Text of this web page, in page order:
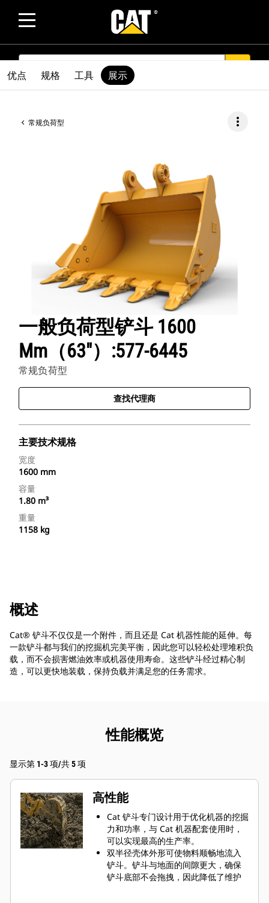
SEARCH
常规负荷型 more_vert
一般负荷型铲斗 1600
Mm（63"）:577-6445
常规负荷型
查找代理商
主要技术规格
宽度
1600 mm
容量
1.80 m³
重量
1158 kg
优点 规格 工具 展示
概述
Cat® 铲斗不仅仅是一个附件，而且还是 Cat 机器性能的延伸。每
一款铲斗都与我们的挖掘机完美平衡，因此您可以轻松处理堆积负
载，而不会损害燃油效率或机器使用寿命。这些铲斗经过精心制
造，可以更快地装载，保持负载并满足您的任务需求。
性能概览
显示第 1-3 项/共 5 项
高性能
Cat 铲斗专门设计用于优化机器的挖掘
力和功率，与 Cat 机器配套使用时，
可以实现最高的生产率。
双半径壳体外形可使物料顺畅地流入
铲斗。铲斗与地面的间隙更大，确保
铲斗底部不会拖拽，因此降低了维护